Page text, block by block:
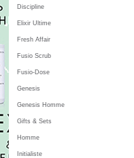
Discipline
Elixir Ultime
Fresh Affair
Fusio Scrub
Fusio-Dose
Genesis
Genesis Homme
Gifts & Sets
Homme
Initialiste